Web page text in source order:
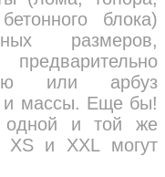
блока)
размеров,
или арбуз
и массы. Еще бы!
одной и той же
XS и XXL могут